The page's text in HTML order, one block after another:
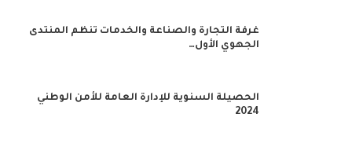
غرفة التجارة والصناعة والخدمات تنظم المنتدى
الجهوي الأول…
الحصيلة السنوية للإدارة العامة للأمن الوطني
2024